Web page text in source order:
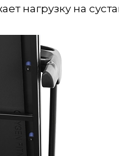
нагрузку на